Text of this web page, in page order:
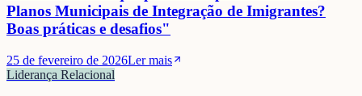
Planos Municipais de Integração de Imigrantes?
Boas práticas e desafios"
25 de fevereiro de 2026Ler mais
Liderança Relacional